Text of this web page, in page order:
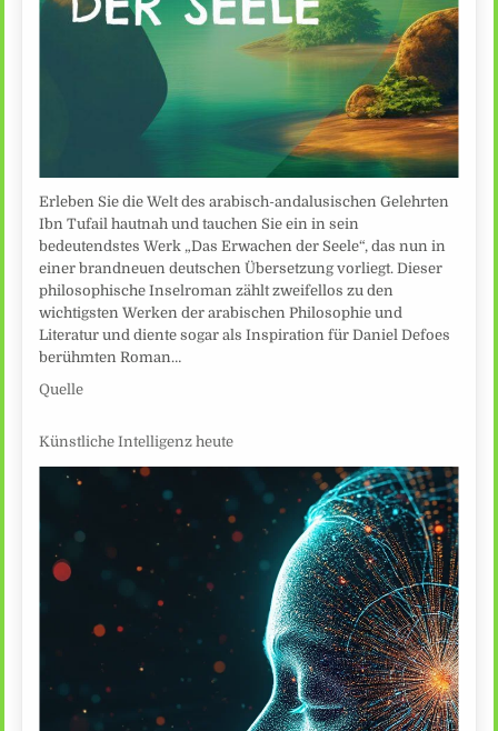
Erleben Sie die Welt des arabisch-andalusischen Gelehrten
Ibn Tufail hautnah und tauchen Sie ein in sein
bedeutendstes Werk „Das Erwachen der Seele“, das nun in
einer brandneuen deutschen Übersetzung vorliegt. Dieser
philosophische Inselroman zählt zweifellos zu den
wichtigsten Werken der arabischen Philosophie und
Literatur und diente sogar als Inspiration für Daniel Defoes
berühmten Roman…
Quelle
Künstliche Intelligenz heute